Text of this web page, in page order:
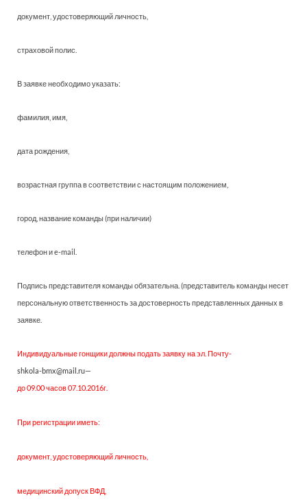
документ, удостоверяющий личность,
страховой полис.
В заявке необходимо указать:
фамилия, имя,
дата рождения,
возрастная группа в соответствии с настоящим положением,
город, название команды (при наличии)
телефон и e-mail.
Подпись представителя команды обязательна. (представитель команды несет
персональную ответственность за достоверность представленных данных в
заявке.
Индивидуальные гонщики должны подать заявку на эл. Почту-
shkola-bmx@mail.ru—
до 09.00 часов 07.10.2016г.
При регистрации иметь:
документ, удостоверяющий личность,
медицинский допуск ВФД,